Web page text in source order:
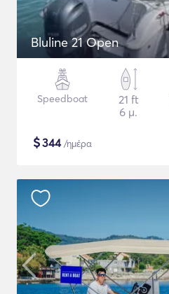
Bluline 21 Open
Speedboat
21 ft
6 μ.
$344/ημέρα